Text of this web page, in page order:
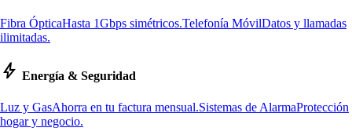
Fibra ÓpticaHasta 1Gbps simétricos.Telefonía MóvilDatos y llamadas
ilimitadas.
bolt Energía & Seguridad
Luz y GasAhorra en tu factura mensual.Sistemas de AlarmaProtección
hogar y negocio.